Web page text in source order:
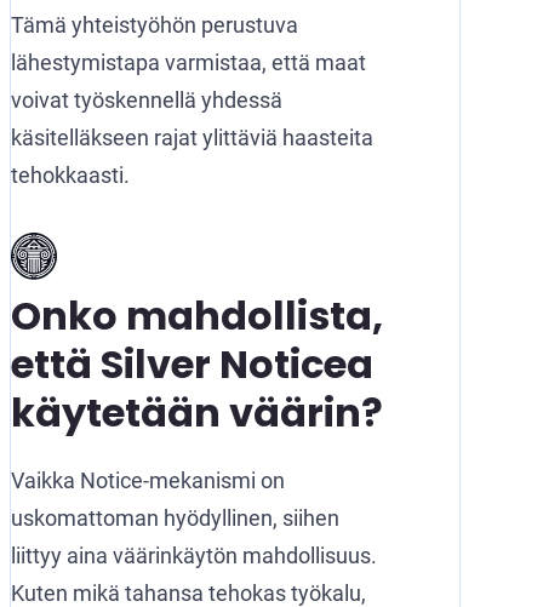
Tämä yhteistyöhön perustuva
lähestymistapa varmistaa, että maat
voivat työskennellä yhdessä
käsitelläkseen rajat ylittäviä haasteita
tehokkaasti.
Onko mahdollista,
että Silver Noticea
käytetään väärin?
Vaikka Notice-mekanismi on
uskomattoman hyödyllinen, siihen
liittyy aina väärinkäytön mahdollisuus.
Kuten mikä tahansa tehokas työkalu,